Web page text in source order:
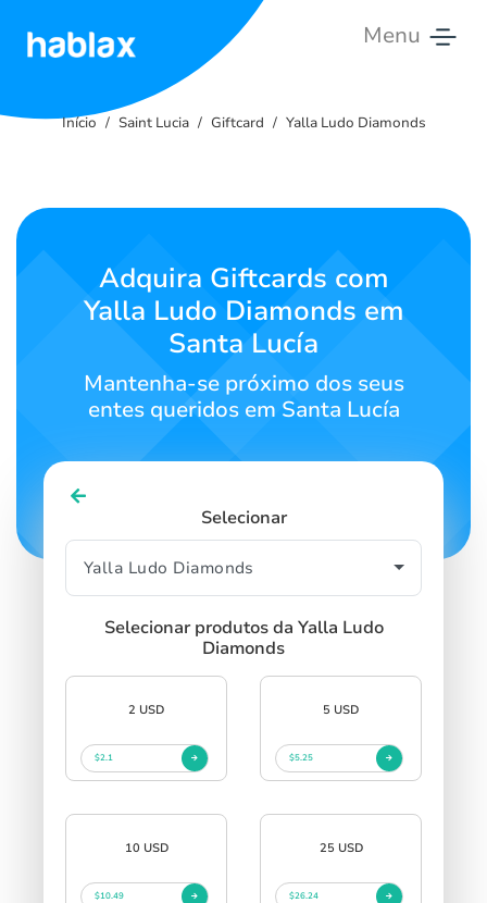
Menu
Tarifas
Contate-
Início Saint Lucia Giftcard Yalla Ludo Diamonds
Adquira Giftcards com
Yalla Ludo Diamonds em
Santa Lucía
Mantenha-se próximo dos seus
entes queridos em Santa Lucía
Selecionar
Selecionar produtos da Yalla Ludo
Diamonds
2 USD
$2.1
5 USD
$5.25
10 USD
$10.49
25 USD
$26.24